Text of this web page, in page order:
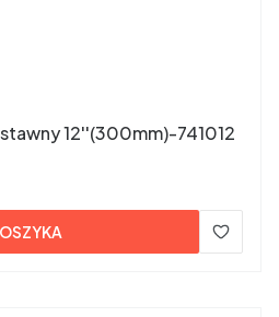
12''(300mm)-741012